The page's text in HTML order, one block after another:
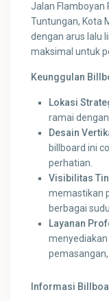
Jalan Flamboyan
Tuntungan, Kota
dengan arus lalu
maksimal untuk
Keunggulan
Lokasi
ramai
Desain
billboard ini
perhatian.
Visibilitas
memastikan
berbagai
Layanan
Informasi